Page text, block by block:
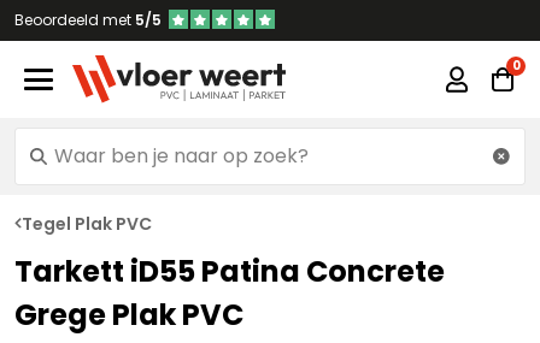
Beoordeeld met 5/5
Tegel Plak PVC
Tarkett iD55 Patina Concrete
Grege Plak PVC